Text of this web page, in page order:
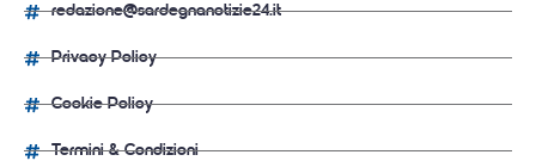
redazione@sardegnanotizie24.it
Privacy Policy
Cookie Policy
Termini & Condizioni